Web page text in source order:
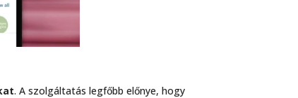
. A szolgáltatás legfőbb előnye, hogy